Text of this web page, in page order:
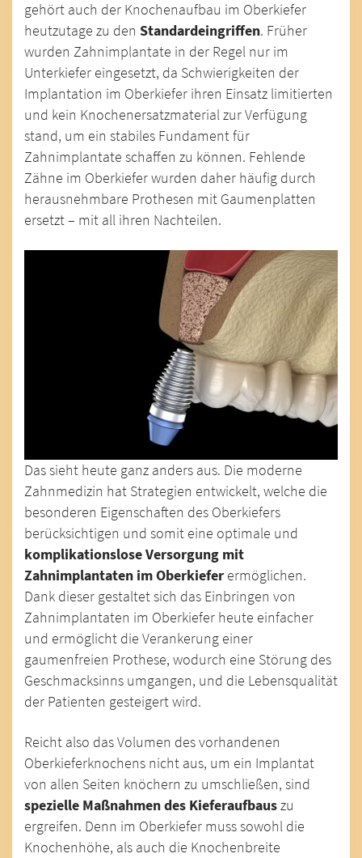
gehört auch der Knochenaufbau im Oberkiefer
heutzutage zu den Standardeingriffen. Früher
wurden Zahnimplantate in der Regel nur im
Unterkiefer eingesetzt, da Schwierigkeiten der
Implantation im Oberkiefer ihren Einsatz limitierten
und kein Knochenersatzmaterial zur Verfügung
stand, um ein stabiles Fundament für
Zahnimplantate schaffen zu können. Fehlende
Zähne im Oberkiefer wurden daher häufig durch
herausnehmbare Prothesen mit Gaumenplatten
ersetzt – mit all ihren Nachteilen.
Das sieht heute ganz anders aus. Die moderne
Zahnmedizin hat Strategien entwickelt, welche die
besonderen Eigenschaften des Oberkiefers
berücksichtigen und somit eine optimale und
komplikationslose Versorgung mit
Zahnimplantaten im Oberkiefer ermöglichen.
Dank dieser gestaltet sich das Einbringen von
Zahnimplantaten im Oberkiefer heute einfacher
und ermöglicht die Verankerung einer
gaumenfreien Prothese, wodurch eine Störung des
Geschmacksinns umgangen, und die Lebensqualität
der Patienten gesteigert wird.
Reicht also das Volumen des vorhandenen
Oberkieferknochens nicht aus, um ein Implantat
von allen Seiten knöchern zu umschließen, sind
spezielle Maßnahmen des Kieferaufbauszu
ergreifen. Denn im Oberkiefer muss sowohl die
Knochenhöhe, als auch die Knochenbreite